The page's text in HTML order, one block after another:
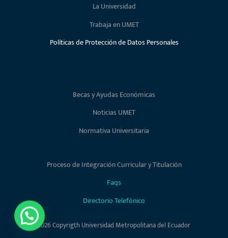
La Universidad
Trabaja en UMET
Políticas de Protección de Datos Personales
Becas y Ayudas Económicas
Noticias UMET
Normativa Universitaria
Proceso de Integración Curricular y Titulación
Faqs
Directorio Telefónico
2026 Copyrigth Universidad Metropolitana del Ecuador